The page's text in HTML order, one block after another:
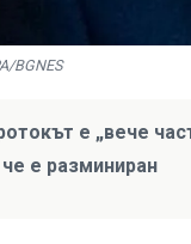
BGNES
е „вече
е разминиран